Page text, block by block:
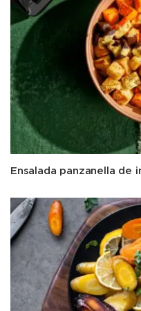
Ensalada panzanella de